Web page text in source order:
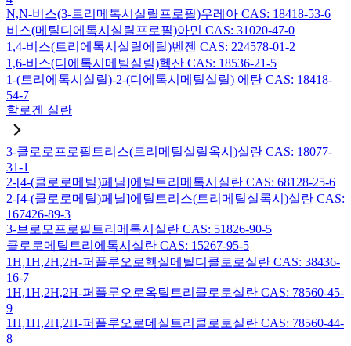
N,N-비스(3-트리메톡시실릴프로필)우레아 CAS: 18418-53-6
비스(메틸디에톡시실릴프로필)아민 CAS: 31020-47-0
1,4-비스(트리에톡시실릴에틸)벤젠 CAS: 224578-01-2
1,6-비스(디에톡시메틸실릴)헥산 CAS: 18536-21-5
1-(트리에톡시실릴)-2-(디에톡시메틸실릴) 에탄 CAS: 18418-
54-7
할로겐 실란
3-클로로프로필트리스(트리메틸실릴옥시)실란 CAS: 18077-
31-1
2-[4-(클로로메틸)페닐]에틸트리메톡시실란 CAS: 68128-25-6
2-[4-(클로로메틸)페닐]에틸트리스(트리메틸실록시)실란 CAS:
167426-89-3
3-브로모프로필트리메톡시실란 CAS: 51826-90-5
클로로메틸트리에톡시실란 CAS: 15267-95-5
1H,1H,2H,2H-퍼플루오로헥실메틸디클로로실란 CAS: 38436-
16-7
1H,1H,2H,2H-퍼플루오로옥틸트리클로로실란 CAS: 78560-45-
9
1H,1H,2H,2H-퍼플루오로데실트리클로로실란 CAS: 78560-44-
8